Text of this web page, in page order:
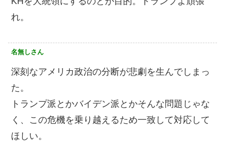
れ。
名無しさん
深刻なアメリカ政治の分断が悲劇を生んでしまっ
た。
トランプ派とかバイデン派とかそんな問題じゃな
く、この危機を乗り越えるため一致して対応して
ほしい。